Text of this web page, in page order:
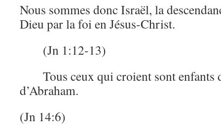
Nous sommes donc Israël, la
Dieu par la foi en Jésus-Christ.
(Jn 1:12-13)
Tous ceux qui croient sont enfants
d’Abraham.
(Jn 14:6)